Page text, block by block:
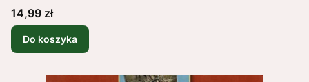
Cena
14,99 zł
Do koszyka